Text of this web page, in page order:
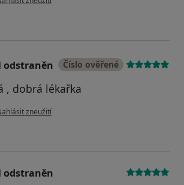
odstraněn Číslo ověřené
, dobrá lékařka
názoru uživatele Váš účet byl odstraněn
zneužití
odstraněn